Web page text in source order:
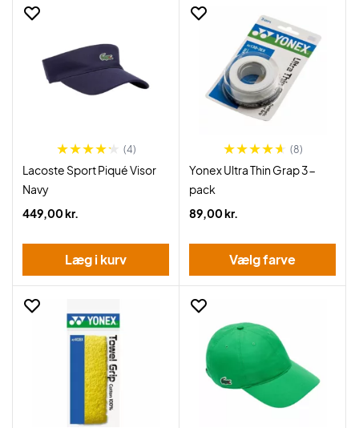
(4)
Lacoste Sport Piqué Visor
Navy
449,00 kr.
Læg i kurv
(8)
Yonex Ultra Thin Grap 3-
pack
89,00 kr.
Vælg farve